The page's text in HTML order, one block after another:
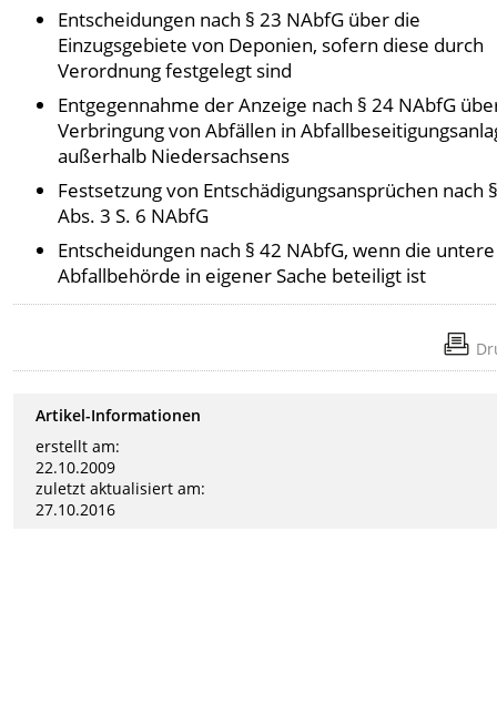
Entscheidungen nach § 23 NAbfG über die
Einzugsgebiete von Deponien, sofern diese durch
Verordnung festgelegt sind
Entgegennahme der Anzeige nach § 24 NAbfG
Verbringung von Abfällen in
außerhalb Niedersachsens
Festsetzung von Entschädigungsansprüchen nach
Abs. 3 S. 6 NAbfG
Entscheidungen nach § 42 NAbfG, wenn die untere
Abfallbehörde in eigener Sache beteiligt ist
Artikel-Informationen
erstellt am:
22.10.2009
zuletzt aktualisiert am:
27.10.2016